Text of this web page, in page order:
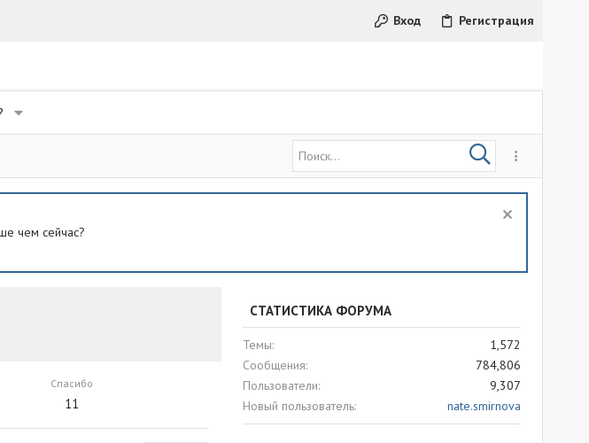
Вход Регистрация
чем сейчас?
Спасибо
11
СТАТИСТИКА ФОРУМА
Темы
1,572
Сообщения
784,806
Пользователи
9,307
Новый пользователь
nate.smirnova